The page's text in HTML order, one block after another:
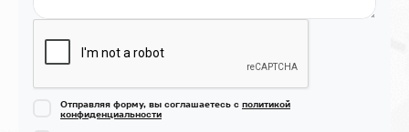
Captcha
Отправляя форму, вы соглашаетесь с политикой
конфиденциальности